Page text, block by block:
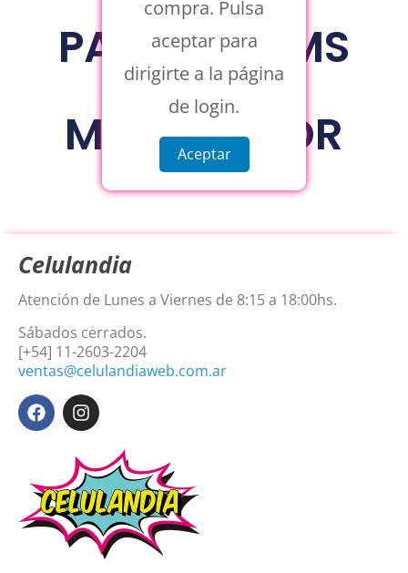
PARLANTE MS
2215 BT
MULTICOLOR
Celulandia
Atención de Lunes a Viernes de 8:15 a 18:00hs.
Sábados cerrados.
[+54] 11-2603-2204
ventas@celulandiaweb.com.ar
compra. Pulsa
aceptar para
dirigirte a la página
de login.
Aceptar